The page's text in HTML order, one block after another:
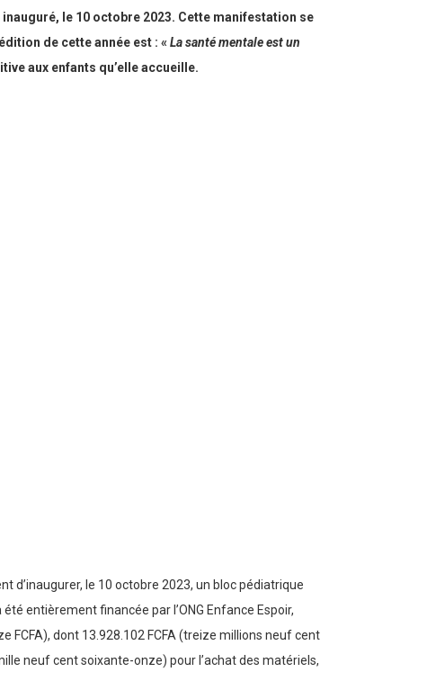
le 10 octobre 2023. Cette manifestation se
de cette année est : «La santé mentale est un
aux enfants qu’elle accueille.
d’inaugurer, le 10 octobre 2023, un bloc pédiatrique
entièrement financée par l’ONG Enfance Espoir,
FCFA), dont 13.928.102 FCFA (treize millions neuf cent
neuf cent soixante-onze) pour l’achat des matériels,